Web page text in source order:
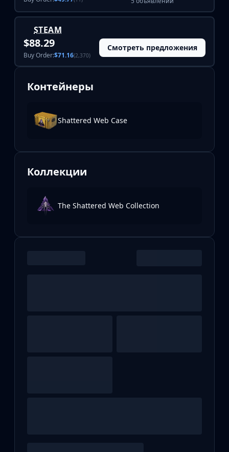
STEAM
$88.29
Buy Order:$71.16(2,370)
Смотреть предложения
Контейнеры
Shattered Web Case
Коллекции
The Shattered Web Collection